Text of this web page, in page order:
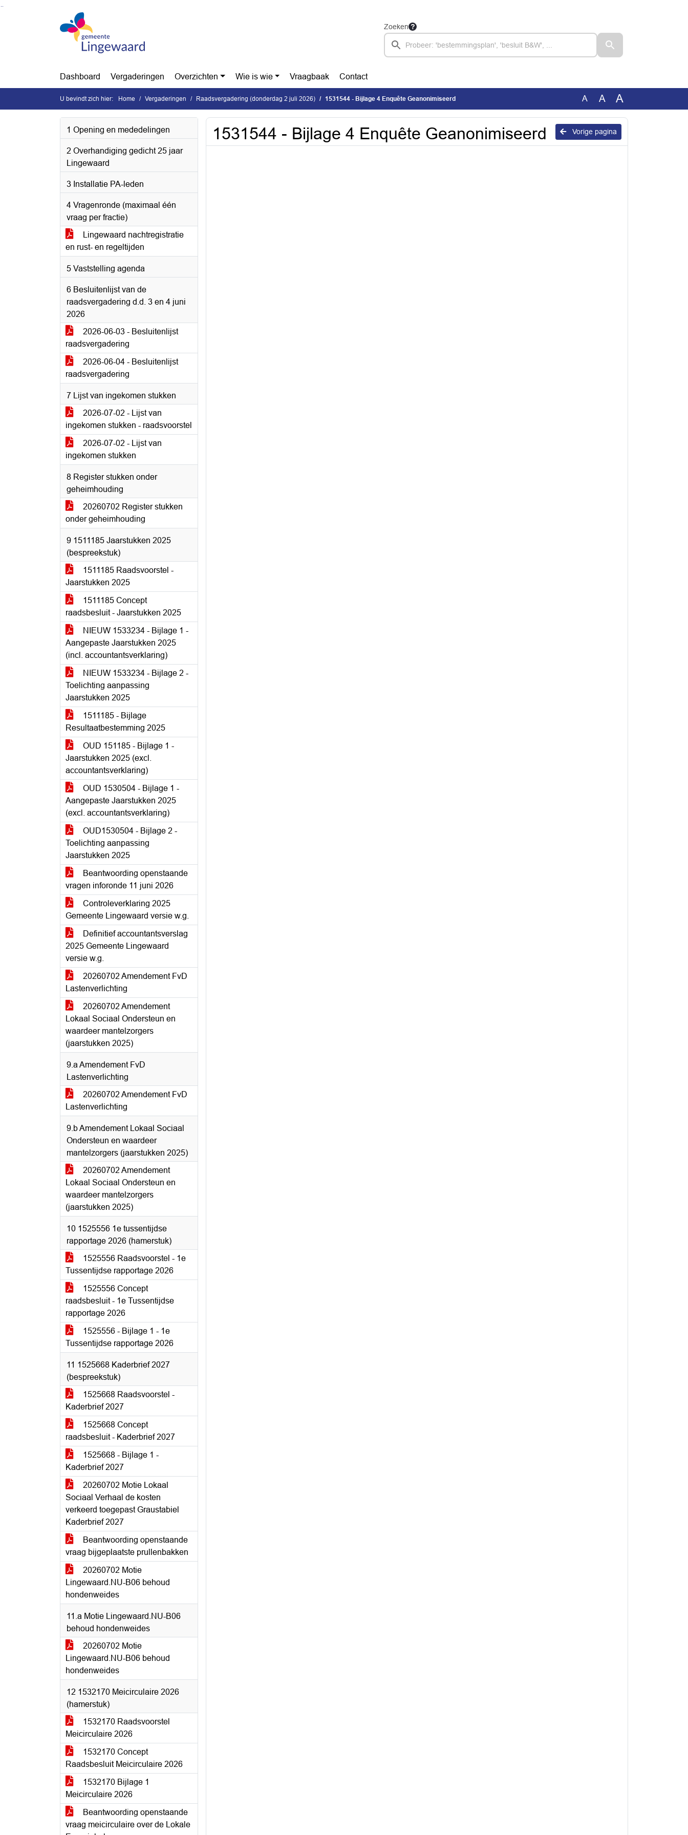
Ga naar de inhoud van deze pagina
Zoeken
Dashboard Vergaderingen Overzichten Wie is wie Vraagbaak Contact
U bevindt zich hier: Home Vergaderingen Raadsvergadering (donderdag 2 juli 2026) 1531544 - Bijlage 4 Enquête Geanonimiseerd A A A
1 Opening en mededelingen
2 Overhandiging gedicht 25 jaar
Lingewaard
3 Installatie PA-leden
4 Vragenronde (maximaal één
vraag per fractie)
Lingewaard nachtregistratie
en rust- en regeltijden
5 Vaststelling agenda
6 Besluitenlijst van de
raadsvergadering d.d. 3 en 4 juni
2026
2026-06-03 - Besluitenlijst
raadsvergadering
2026-06-04 - Besluitenlijst
raadsvergadering
7 Lijst van ingekomen stukken
2026-07-02 - Lijst van
ingekomen stukken - raadsvoorstel
2026-07-02 - Lijst van
ingekomen stukken
8 Register stukken onder
geheimhouding
20260702 Register stukken
onder geheimhouding
9 1511185 Jaarstukken 2025
(bespreekstuk)
1511185 Raadsvoorstel -
Jaarstukken 2025
1511185 Concept
raadsbesluit - Jaarstukken 2025
NIEUW 1533234 - Bijlage 1 -
Aangepaste Jaarstukken 2025
(incl. accountantsverklaring)
NIEUW 1533234 - Bijlage 2 -
Toelichting aanpassing
Jaarstukken 2025
1511185 - Bijlage
Resultaatbestemming 2025
OUD 151185 - Bijlage 1 -
Jaarstukken 2025 (excl.
accountantsverklaring)
OUD 1530504 - Bijlage 1 -
Aangepaste Jaarstukken 2025
(excl. accountantsverklaring)
OUD1530504 - Bijlage 2 -
Toelichting aanpassing
Jaarstukken 2025
Beantwoording openstaande
vragen inforonde 11 juni 2026
Controleverklaring 2025
Gemeente Lingewaard versie w.g.
Definitief accountantsverslag
2025 Gemeente Lingewaard
versie w.g.
20260702 Amendement FvD
Lastenverlichting
20260702 Amendement
Lokaal Sociaal Ondersteun en
waardeer mantelzorgers
(jaarstukken 2025)
9.a Amendement FvD
Lastenverlichting
20260702 Amendement FvD
Lastenverlichting
9.b Amendement Lokaal Sociaal
Ondersteun en waardeer
mantelzorgers (jaarstukken 2025)
20260702 Amendement
Lokaal Sociaal Ondersteun en
waardeer mantelzorgers
(jaarstukken 2025)
10 1525556 1e tussentijdse
rapportage 2026 (hamerstuk)
1525556 Raadsvoorstel - 1e
Tussentijdse rapportage 2026
1525556 Concept
raadsbesluit - 1e Tussentijdse
rapportage 2026
1525556 - Bijlage 1 - 1e
Tussentijdse rapportage 2026
11 1525668 Kaderbrief 2027
(bespreekstuk)
1525668 Raadsvoorstel -
Kaderbrief 2027
1525668 Concept
raadsbesluit - Kaderbrief 2027
1525668 - Bijlage 1 -
Kaderbrief 2027
20260702 Motie Lokaal
Sociaal Verhaal de kosten
verkeerd toegepast Graustabiel
Kaderbrief 2027
Beantwoording openstaande
vraag bijgeplaatste prullenbakken
20260702 Motie
Lingewaard.NU-B06 behoud
hondenweides
11.a Motie Lingewaard.NU-B06
behoud hondenweides
20260702 Motie
Lingewaard.NU-B06 behoud
hondenweides
12 1532170 Meicirculaire 2026
(hamerstuk)
1532170 Raadsvoorstel
Meicirculaire 2026
1532170 Concept
Raadsbesluit Meicirculaire 2026
1532170 Bijlage 1
Meicirculaire 2026
Beantwoording openstaande
vraag meicirculaire over de Lokale
Vorige pagina
1531544 - Bijlage 4 Enquête Geanonimiseerd